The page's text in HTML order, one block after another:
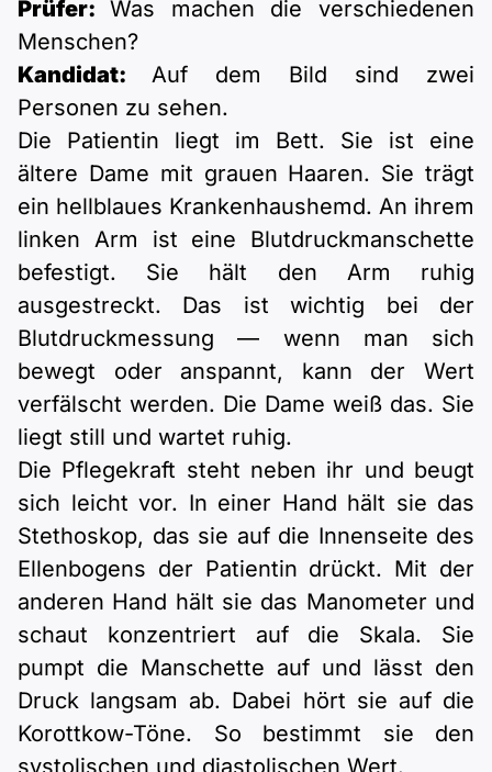
Prüfer: Was machen die verschiedenen
Menschen?
Kandidat: Auf dem Bild sind zwei
Personen zu sehen.
Die Patientin liegt im Bett. Sie ist eine
ältere Dame mit grauen Haaren. Sie trägt
ein hellblaues Krankenhaushemd. An ihrem
linken Arm ist eine Blutdruckmanschette
befestigt. Sie hält den Arm ruhig
ausgestreckt. Das ist wichtig bei der
Blutdruckmessung — wenn man sich
bewegt oder anspannt, kann der Wert
verfälscht werden. Die Dame weiß das. Sie
liegt still und wartet ruhig.
Die Pflegekraft steht neben ihr und beugt
sich leicht vor. In einer Hand hält sie das
Stethoskop, das sie auf die Innenseite des
Ellenbogens der Patientin drückt. Mit der
anderen Hand hält sie das Manometer und
schaut konzentriert auf die Skala. Sie
pumpt die Manschette auf und lässt den
Druck langsam ab. Dabei hört sie auf die
Korottkow-Töne. So bestimmt sie den
systolischen und diastolischen Wert.